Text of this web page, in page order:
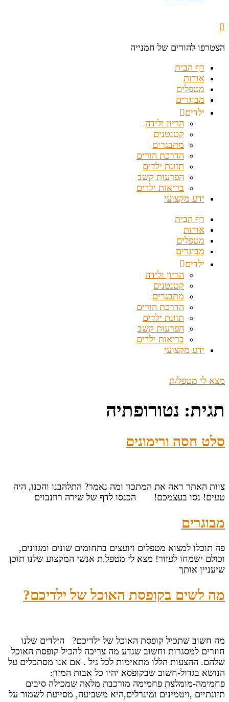
הצטרפו להורים של חמנייה
דף הבית
אודות
מטפלים
מבוגרים
ילדים
הריון ולידה
קטנטנים
מתבגרים
הדרכת הורים
תזונת ילדים
הפרעות קשב
בריאות ילדים
ידע מקצועי
דף הבית
אודות
מטפלים
מבוגרים
ילדים
הריון ולידה
קטנטנים
מתבגרים
הדרכת הורים
תזונת ילדים
הפרעות קשב
בריאות ילדים
ידע מקצועי
מצא לי מטפל/ת
תגית: נטורופתיה
סלט חסה ורימונים
צוות האתר ראה את המתכון ומה נאמר? התלהבנו והכנו, היה
טעים! נסו בעצמכם! הכנסו לדף של שירה רוזנבוים
מבוגרים
פה תוכלו למצוא מטפלים ויועצים בתחומים שונים ומגוונים,
וכולם ישמחו לעזור! מצא לי מטפל.ת אנשי המקצוע שלנו תוכן
שיעניין אותך
מה לשים בקופסת האוכל של ילדיכם?
מה חשוב שתכיל קופסת האוכל של ילדיכם? הילדים שלנו
חוזרים למסגרות וחשוב שנדע מה צריכה להכיל קופסת האוכל
שלהם. ההצעות הללו מתאימות לכל גיל . אם אנו מסתכלים על
הנושא בגדול-חשוב שבקופסא יהיו כל אבות המזון:
פחמימה-מומלצת פחמימה מורכבת מלאה שמכילה סיבים
תזונתיים ,ויטמינים ומינרלים,היא משביעה, מסייעת לשמור על